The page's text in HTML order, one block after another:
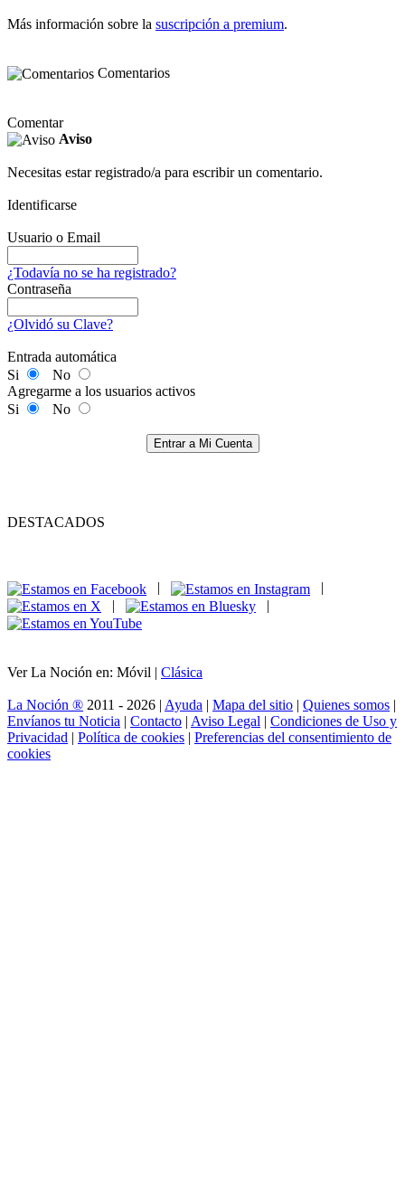
Más información sobre la suscripción a premium.
Comentarios
Comentar
Aviso
Necesitas estar registrado/a para escribir un comentario.
Identificarse
Usuario o Email
¿Todavía no se ha registrado?
Contraseña
¿Olvidó su Clave?
Entrada automática
Si
No
Agregarme a los usuarios activos
Si
No
Entrar a Mi Cuenta
DESTACADOS
|
|
Ver La Noción en: Móvil | Clásica
La Noción ® 2011 - 2026 | Ayuda | Mapa del sitio | Quienes somos |
Envíanos tu Noticia | Contacto | Aviso Legal | Condiciones de Uso y
Privacidad | Política de cookies | Preferencias del consentimiento de
cookies